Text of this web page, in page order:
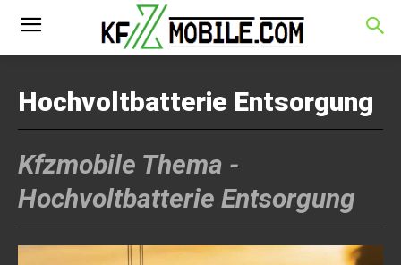
Hochvoltbatterie Entsorgung
Kfzmobile Thema -
Hochvoltbatterie Entsorgung